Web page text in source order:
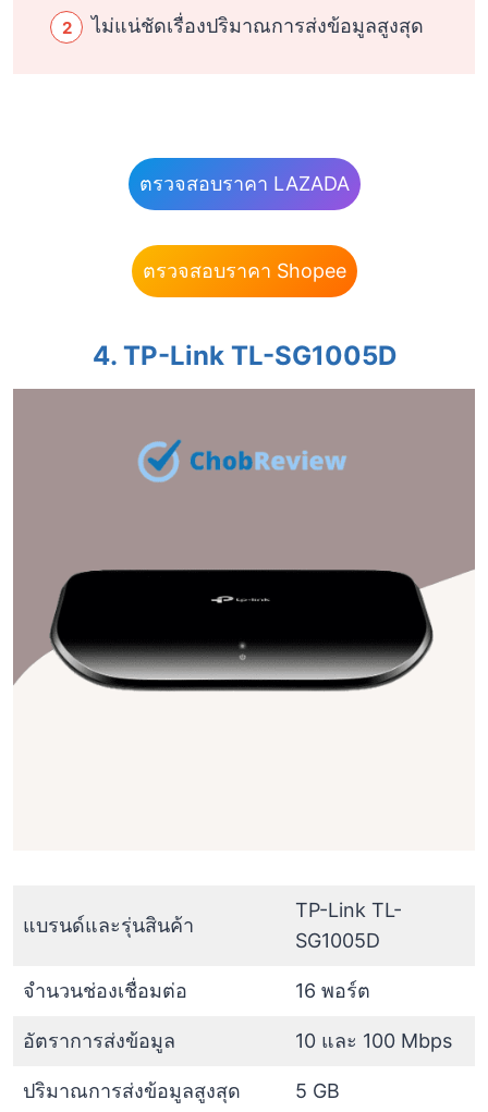
ไม่แน่ชัดเรื่องปริมาณการส่งข้อมูลสูงสุด
ตรวจสอบราคา LAZADA
ตรวจสอบราคา Shopee
4. TP-Link TL-SG1005D
แบรนด์และรุ่นสินค้า
TP-Link TL-
SG1005D
จำนวนช่องเชื่อมต่อ 16 พอร์ต
อัตราการส่งข้อมูล 10 และ 100 Mbps
ปริมาณการส่งข้อมูลสูงสุด 5 GB